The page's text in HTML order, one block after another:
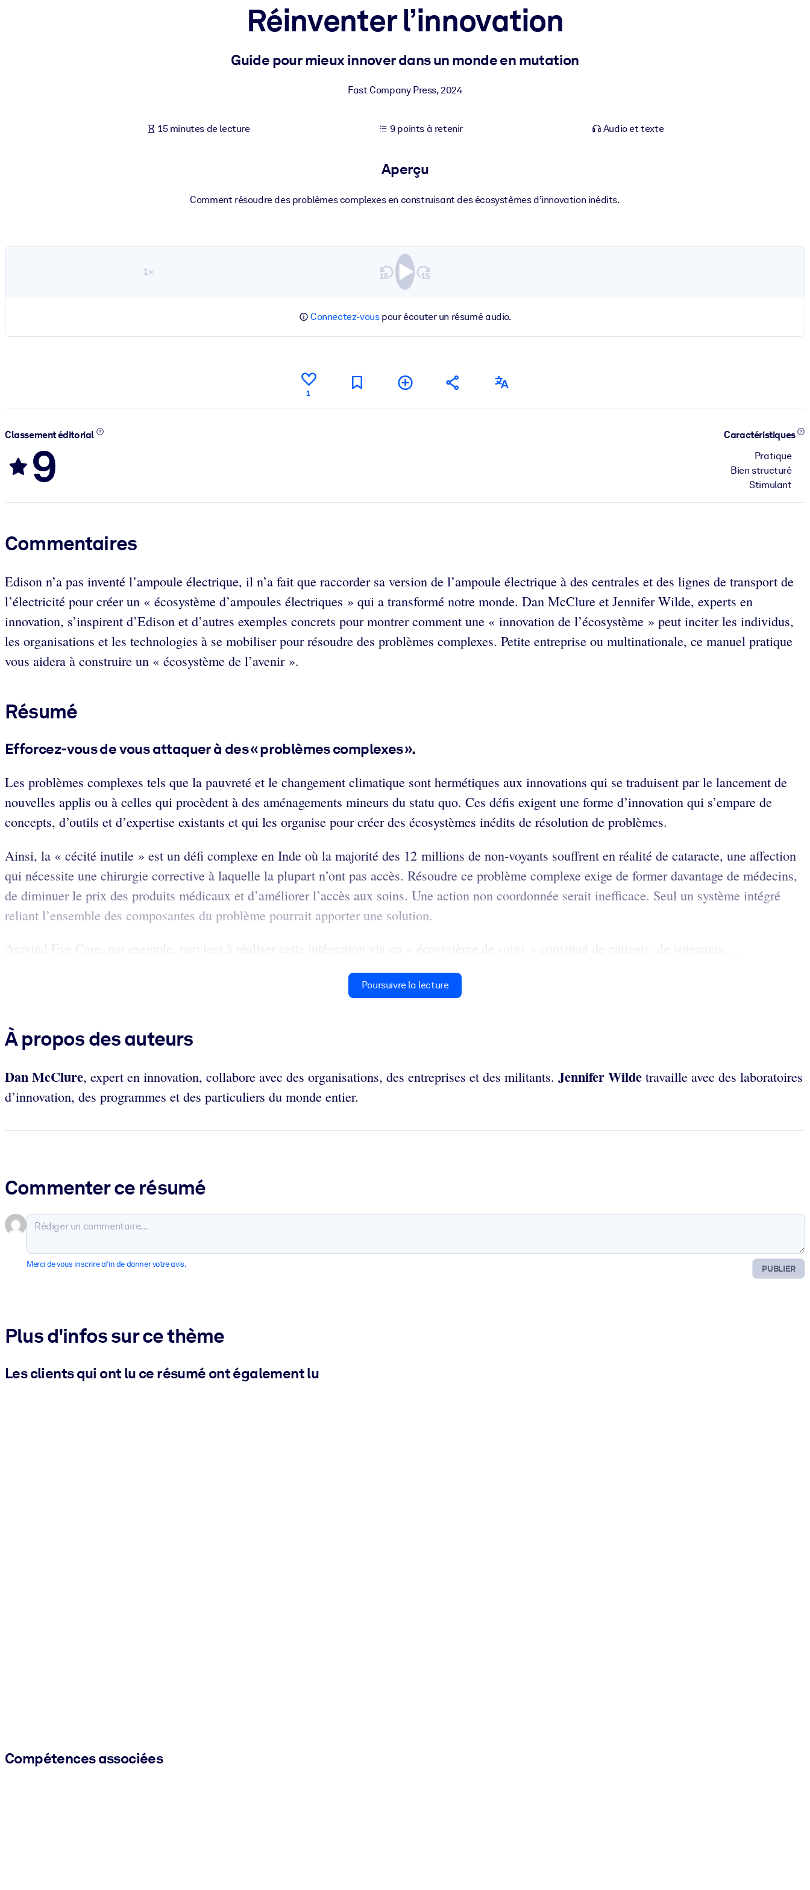
Enrichissez votre bibliothèque d'entreprise avec des connaissances commerciales fiables et prêtes à l'emploi.
Alimentez vos systèmes d'IA avec des connaissances fiables et structurées pour améliorer les résultats.
Réinventer l’innovation
Guide pour mieux innover dans un monde en mutation
Fast Company Press,2024
15 minutes de lecture 9 points à retenir Audio et texte
Aperçu
Comment résoudre des problèmes complexes en construisant des écosystèmes d’innovation inédits.
1×
Connectez-vouspour écouter un résumé audio.
1
Classement éditorial
9
Caractéristiques
Pratique
Bien structuré
Stimulant
Commentaires
Edison n’a pas inventé l’ampoule électrique, il n’a fait que raccorder sa version de l’ampoule électrique à des centrales et des lignes de transport de
l’électricité pour créer un « écosystème d’ampoules électriques » qui a transformé notre monde. Dan McClure et Jennifer Wilde, experts en
innovation, s’inspirent d’Edison et d’autres exemples concrets pour montrer comment une « innovation de l’écosystème » peut inciter les individus,
les organisations et les technologies à se mobiliser pour résoudre des problèmes complexes. Petite entreprise ou multinationale, ce manuel pratique
vous aidera à construire un « écosystème de l’avenir ».
Résumé
Efforcez-vous de vous attaquer à des « problèmes complexes ».
Les problèmes complexes tels que la pauvreté et le changement climatique sont hermétiques aux innovations qui se traduisent par le lancement de
nouvelles applis ou à celles qui procèdent à des aménagements mineurs du statu quo. Ces défis exigent une forme d’innovation qui s’empare de
concepts, d’outils et d’expertise existants et qui les organise pour créer des écosystèmes inédits de résolution de problèmes.
Ainsi, la « cécité inutile » est un défi complexe en Inde où la majorité des 12 millions de non-voyants souffrent en réalité de cataracte, une affection
qui nécessite une chirurgie corrective à laquelle la plupart n’ont pas accès. Résoudre ce problème complexe exige de former davantage de médecins,
de diminuer le prix des produits médicaux et d’améliorer l’accès aux soins. Une action non coordonnée serait inefficace. Seul un système intégré
reliant l’ensemble des composantes du problème pourrait apporter une solution.
Aravind Eye Care, par exemple, parvient à réaliser cette intégration via un « écosystème de soins » constitué de patients, de soignants, ...
Poursuivre la lecture
À propos des auteurs
Dan McClure, expert en innovation, collabore avec des organisations, des entreprises et des militants. Jennifer Wilde travaille avec des laboratoires
d’innovation, des programmes et des particuliers du monde entier.
Commenter ce résumé
PUBLIER
Merci de vous inscrire afin de donner votre avis.
Plus d'infos sur ce thème
Les clients qui ont lu ce résumé ont également lu
Compétences associées